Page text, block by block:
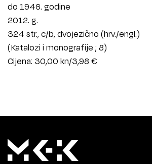
do 1946. godine
2012. g.
324 str., c/b, dvojezično (hrv./engl.)
(Katalozi i monografije ; 8)
Cijena: 30,00 kn/3,98 €